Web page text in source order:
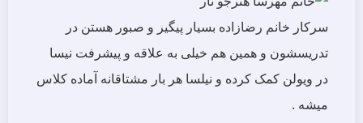
سرکار خانم رضازاده بسیار پیگیر و صبور هستن در
تدریسشون و همین هم خیلی به علاقه و پیشرفت نیسا
در ویولن کمک کرده و نیلسا هر بار مشتاقانه آماده کلاس
میشه .